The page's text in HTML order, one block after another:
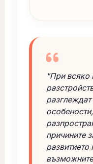
"При всяко
разглеждат
причините